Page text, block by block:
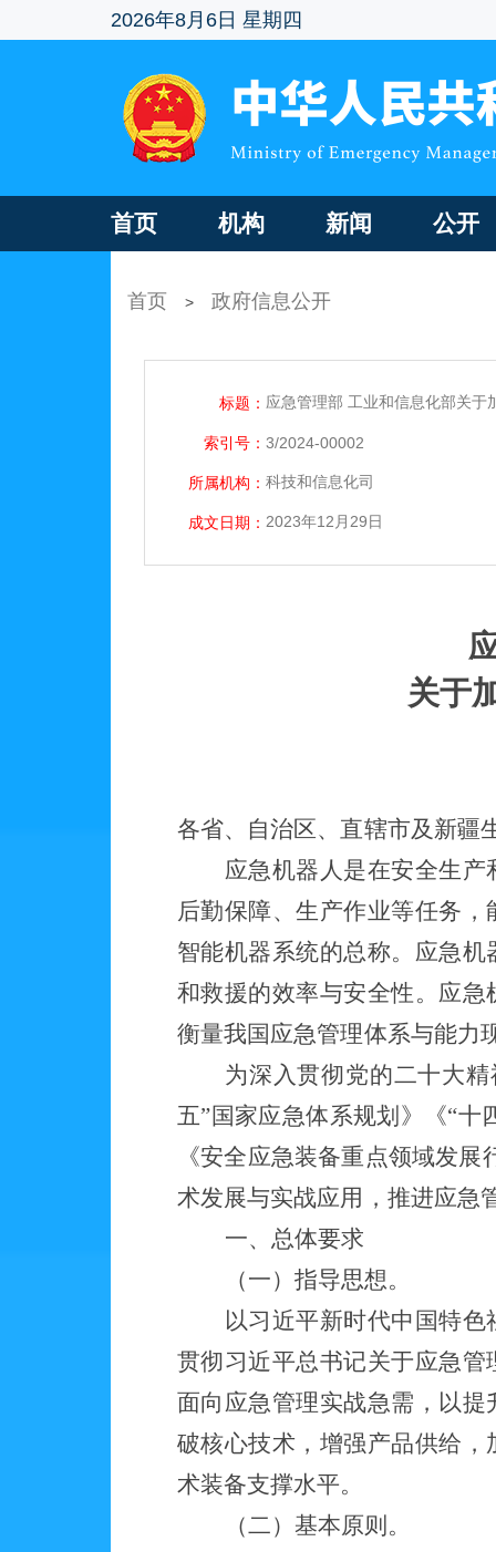
2026年8月6日 星期四
首页 机构 新闻 公开
首页 > 政府信息公开
标题： 应急管理部 工业和信息化部关于
索引号： 3/2024-00002
所属机构： 科技和信息化司
成文日期： 2023年12月29日
关于
各省、自治区、直辖市及新疆
应急机器人是在安全生
后勤保障、生产作业等任务
智能机器系统的总称。应急
和救援的效率与安全性。应
衡量我国应急管理体系与能力
为深入贯彻党的二十大
五”国家应急体系规划》《“十
《安全应急装备重点领域发
术发展与实战应用，推进应急
一、总体要求
（一）指导思想。
以习近平新时代中国特
贯彻习近平总书记关于应急
面向应急管理实战急需，以
破核心技术，增强产品供给
术装备支撑水平。
（二） 基本原则。